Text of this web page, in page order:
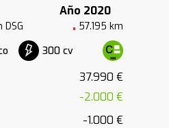
Año 2020
57.195 km
300 cv
37.990 €
-2.000 €
-1.000 €